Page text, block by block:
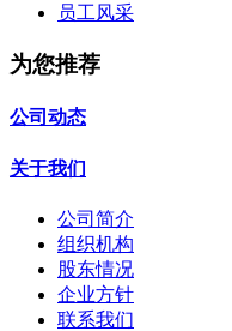
员工风采
为您推荐
公司动态
关于我们
公司简介
组织机构
股东情况
企业方针
联系我们